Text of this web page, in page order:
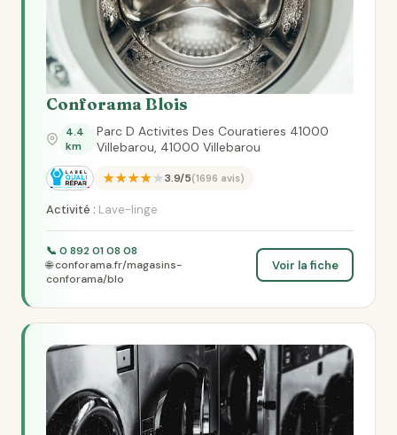
Conforama Blois
4.4
km
Parc D Activites Des Couratieres 41000
Villebarou, 41000 Villebarou
★★★★★3.9/5(1696 avis)
Activité : Lave-linge
📞 0 892 01 08 08
🌐 conforama.fr/magasins-
conforama/blo
Voir la fiche